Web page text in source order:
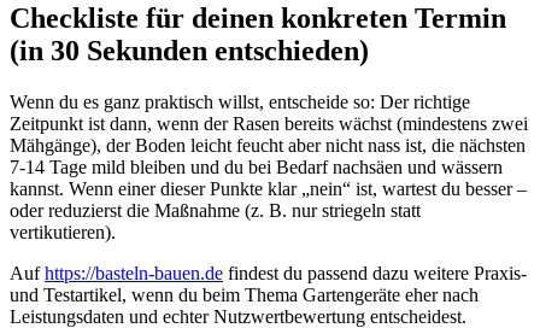
Checkliste für deinen konkreten Termin
(in 30 Sekunden entschieden)
Wenn du es ganz praktisch willst, entscheide so: Der richtige
Zeitpunkt ist dann, wenn der Rasen bereits wächst (mindestens zwei
Mähgänge), der Boden leicht feucht aber nicht nass ist, die nächsten
7-14 Tage mild bleiben und du bei Bedarf nachsäen und wässern
kannst. Wenn einer dieser Punkte klar „nein“ ist, wartest du besser –
oder reduzierst die Maßnahme (z. B. nur striegeln statt
vertikutieren).
Aufhttps://basteln-bauen.de findest du passend dazu weitere Praxis-
und Testartikel, wenn du beim Thema Gartengeräte eher nach
Leistungsdaten und echter Nutzwertbewertung entscheidest.